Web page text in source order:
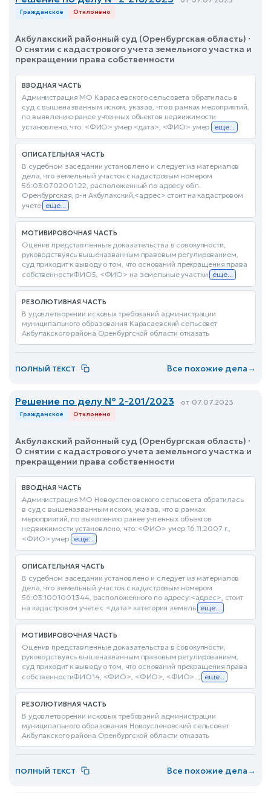
Гражданское Отклонено
Акбулакский районный суд (Оренбургская область) ·
О снятии с кадастрового учета земельного участка и
прекращении права собственности
ВВОДНАЯ ЧАСТЬ
Администрация МО Карасаевского сельсовета обратилась в
суд с вышеназванным иском, указав, что в рамках мероприятий,
по выявлению ранее учтенных объектов недвижимости
установлено, что: <ФИО> умер <дата>, <ФИО> умер еще...
ОПИСАТЕЛЬНАЯ ЧАСТЬ
В судебном заседании установлено и следует из материалов
дела, что земельный участок с кадастровым номером
56:03:0702001:22, расположенный по адресу обл.
Оренбургская, р-н Акбулакский,<адрес> стоит на кадастровом
учете еще...
МОТИВИРОВОЧНАЯ ЧАСТЬ
Оценив представленные доказательства в совокупности,
руководствуясь вышеназванным правовым регулированием,
суд приходит к выводу о том, что оснований прекращения права
собственностиФИО5, <ФИО> на земельные участки еще...
РЕЗОЛЮТИВНАЯ ЧАСТЬ
В удовлетворении исковых требований администрации
муниципального образования Карасаевский сельсовет
Акбулакского района Оренбургской области отказать
ПОЛНЫЙ ТЕКСТ Все похожие дела→
Решение по делу № 2-201/2023 от 07.07.2023
Гражданское Отклонено
Акбулакский районный суд (Оренбургская область) ·
О снятии с кадастрового учета земельного участка и
прекращении права собственности
ВВОДНАЯ ЧАСТЬ
Администрация МО Новоуспеновского сельсовета обратилась
в суд с вышеназванным иском, указав, что в рамках
мероприятий, по выявлению ранее учтенных объектов
недвижимости установлено, что: <ФИО> умер 16.11.2007 г.,
<ФИО> умер еще...
ОПИСАТЕЛЬНАЯ ЧАСТЬ
В судебном заседании установлено и следует из материалов
дела, что земельный участок с кадастровым номером
56:03:1001001:344, расположенного по адресу:<адрес>, стоит
на кадастровом учете с <дата> категория земель еще...
МОТИВИРОВОЧНАЯ ЧАСТЬ
Оценив представленные доказательства в совокупности,
руководствуясь вышеназванным правовым регулированием,
суд приходит к выводу о том, что оснований прекращения права
собственностиФИО14, <ФИО>, <ФИО>, <ФИО>..; еще...
РЕЗОЛЮТИВНАЯ ЧАСТЬ
В удовлетворении исковых требований администрации
муниципального образования Новоуспеновский сельсовет
Акбулакского района Оренбургской области отказать
ПОЛНЫЙ ТЕКСТ Все похожие дела→